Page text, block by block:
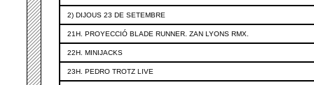
2) DIJOUS 23 DE SETEMBRE
21H. PROYECCIÓ BLADE RUNNER. ZAN LYONS RMX.
22H. MINIJACKS
23H. PEDRO TROTZ LIVE